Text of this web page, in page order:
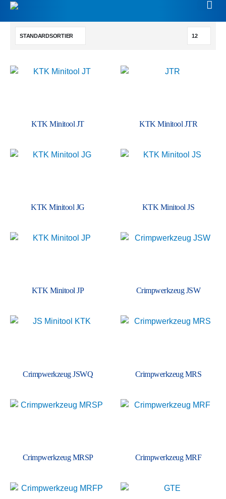
KTK Minitool JT KTK Minitool JTR
KTK Minitool JG KTK Minitool JS
KTK Minitool JP Crimp­werkzeug JSW
Crimp­werkzeug JSWQ Crimp­werkzeug MRS
Crimp­werkzeug MRSP Crimp­werkzeug MRF